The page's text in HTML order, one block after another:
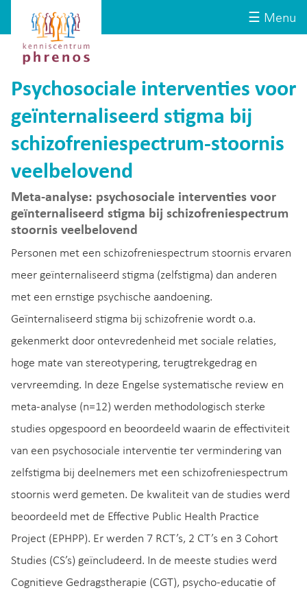
☰ Menu
Kenniscentrum
Phrenos
website
Psychosociale interventies voor
geïnternaliseerd stigma bij
schizofreniespectrum-stoornis
veelbelovend
Meta-analyse: psychosociale interventies voor
geïnternaliseerd stigma bij schizofreniespectrum
stoornis veelbelovend
Personen met een schizofreniespectrum stoornis ervaren
meer geïnternaliseerd stigma (zelfstigma) dan anderen
met een ernstige psychische aandoening.
Geïnternaliseerd stigma bij schizofrenie wordt o.a.
gekenmerkt door ontevredenheid met sociale relaties,
hoge mate van stereotypering, terugtrekgedrag en
vervreemding. In deze Engelse systematische review en
meta-analyse (n=12) werden methodologisch sterke
studies opgespoord en beoordeeld waarin de effectiviteit
van een psychosociale interventie ter vermindering van
zelfstigma bij deelnemers met een schizofreniespectrum
stoornis werd gemeten. De kwaliteit van de studies werd
beoordeeld met de Effective Public Health Practice
Project (EPHPP). Er werden 7 RCT’s, 2 CT’s en 3 Cohort
Studies (CS’s) geïncludeerd. In de meeste studies werd
Cognitieve Gedragstherapie (CGT), psycho-educatie of